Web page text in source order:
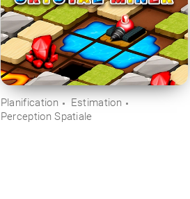
Planification
Estimation
Perception Spatiale